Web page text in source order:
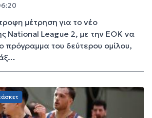
μέτρηση για το νέο
National League 2, με την ΕΟΚ να
πρόγραμμα του δεύτερου ομίλου,